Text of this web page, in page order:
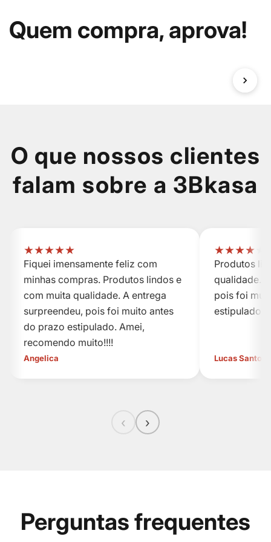
Quem compra, aprova!
O que nossos clientes
falam sobre a 3Bkasa
★★★★★
Fiquei imensamente feliz com
minhas compras. Produtos lindos e
com muita qualidade. A entrega
surpreendeu, pois foi muito antes
do prazo estipulado. Amei,
recomendo muito!!!!
Angelica
★★★★
Produtos
qualidade.
pois foi
estipulado.
Lucas Santos
‹ ›
Perguntas frequentes